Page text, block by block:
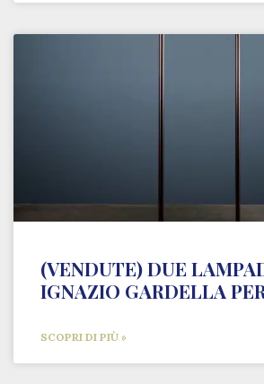
(VENDUTE) DUE
IGNAZIO GARDELLA
SCOPRI DI PIÙ »